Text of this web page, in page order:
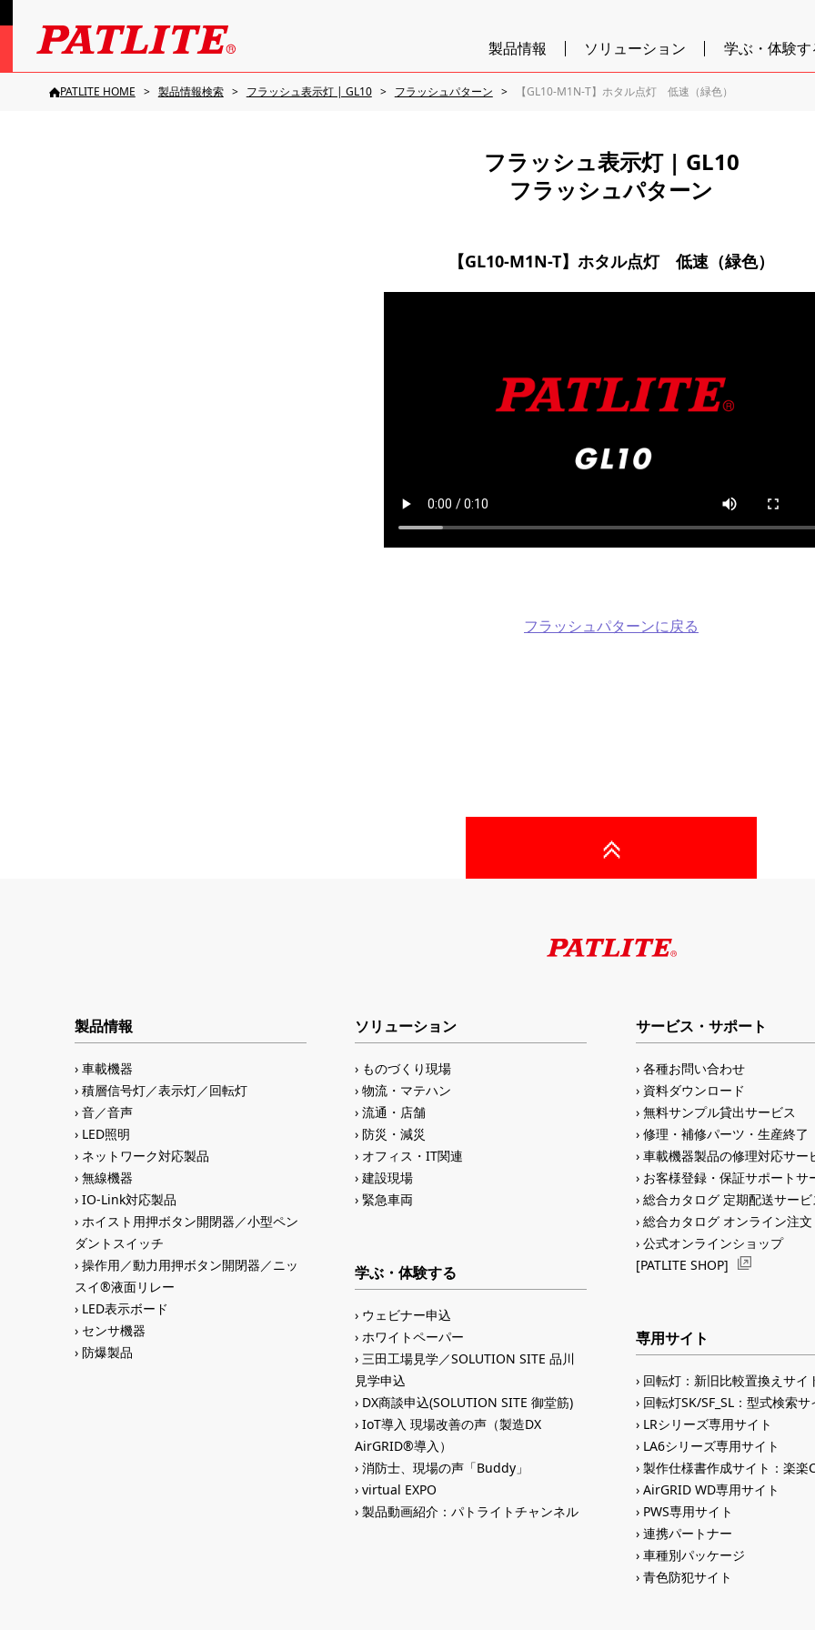
製品情報 ソリューション 学ぶ・体験す
PATLITE HOME 製品情報検索 フラッシュ表示灯 | GL10 フラッシュパターン 【GL10-M1N-T】ホタル点灯 低速（緑色）
フラッシュ表示灯 | GL10
フラッシュパターン
【GL10-M1N-T】ホタル点灯 低速（緑色）
フラッシュパターンに戻る
製品情報
車載機器
積層信号灯／表示灯／回転灯
音／音声
LED照明
ネットワーク対応製品
無線機器
IO-Link対応製品
ホイスト用押ボタン開閉器／小型ペン
ダントスイッチ
操作用／動力用押ボタン開閉器／ニッ
スイ®液面リレー
LED表示ボード
センサ機器
防爆製品
ソリューション
ものづくり現場
物流・マテハン
流通・店舗
防災・減災
オフィス・IT関連
建設現場
緊急車両
学ぶ・体験する
ウェビナー申込
ホワイトペーパー
三田工場見学／SOLUTION SITE 品川
見学申込
DX商談申込(SOLUTION SITE 御堂筋)
IoT導入 現場改善の声（製造DX
AirGRID®導入）
消防士、現場の声「Buddy」
virtual EXPO
製品動画紹介：パトライトチャンネル
サービス・サポート
各種お問い合わせ
資料ダウンロード
無料サンプル貸出サービス
修理・補修パーツ・生産終了
車載機器製品の修理対応サー
お客様登録・保証サポートサ
総合カタログ 定期配送サービ
総合カタログ オンライン注文
公式オンラインショップ
[PATLITE SHOP]
専用サイト
回転灯：新旧比較置換えサイ
回転灯SK/SF_SL：型式検索サ
LRシリーズ専用サイト
LA6シリーズ専用サイト
製作仕様書作成サイト：楽楽
AirGRID WD専用サイト
PWS専用サイト
連携パートナー
車種別パッケージ
青色防犯サイト